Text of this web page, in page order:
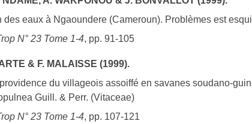
des eaux à Ngaoundere (Cameroun). Problèmes est
N° 23 Tome 1-4, pp. 91-105
& F. MALAISSE (1999).
du villageois assoiffé en savanes soudano-
Guill. & Perr. (Vitaceae)
N° 23 Tome 1-4, pp. 107-121